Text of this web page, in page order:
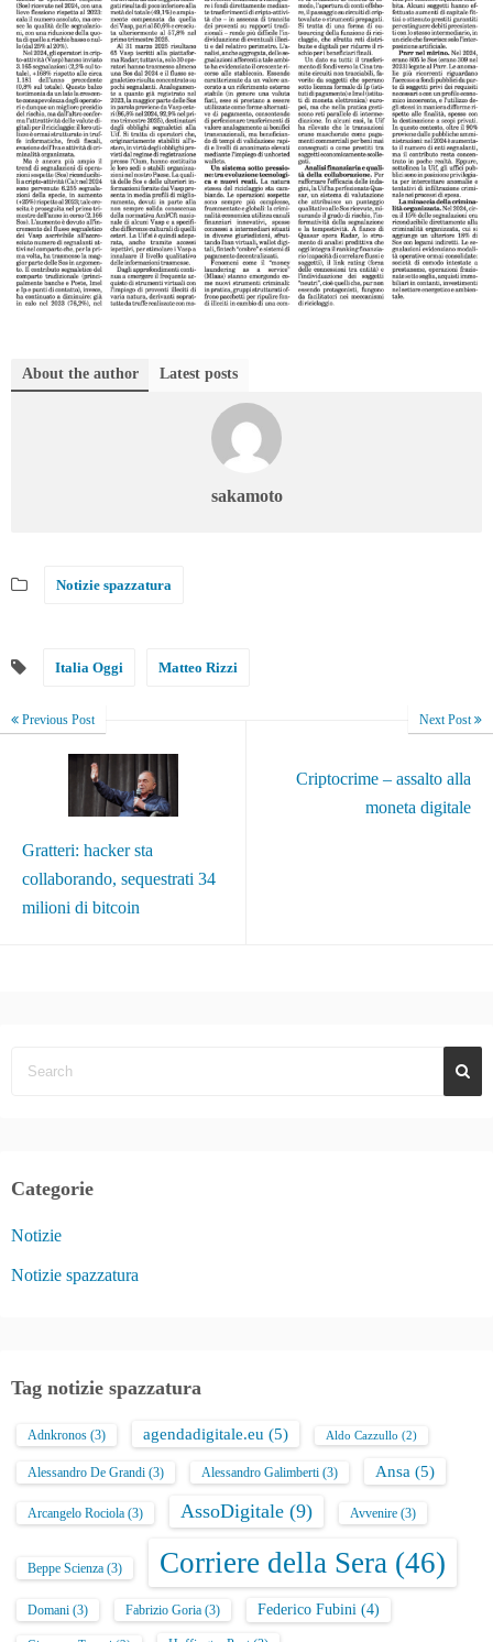
About the author Latest posts
sakamoto
Notizie spazzatura
Italia Oggi Matteo Rizzi
Previous Post
Gratteri: hacker sta
collaborando, sequestrati 34
milioni di bitcoin
Next Post
Criptocrime – assalto alla
moneta digitale
Categorie
Notizie
Notizie spazzatura
Tag notizie spazzatura
Adnkronos (3) agendadigitale.eu (5) Aldo Cazzullo (2)
Alessandro De Grandi (3) Alessandro Galimberti (3) Ansa (5)
Arcangelo Rociola (3) AssoDigitale (9) Avvenire (3)
Beppe Scienza (3) Corriere della Sera (46)
Domani (3) Fabrizio Goria (3) Federico Fubini (4)